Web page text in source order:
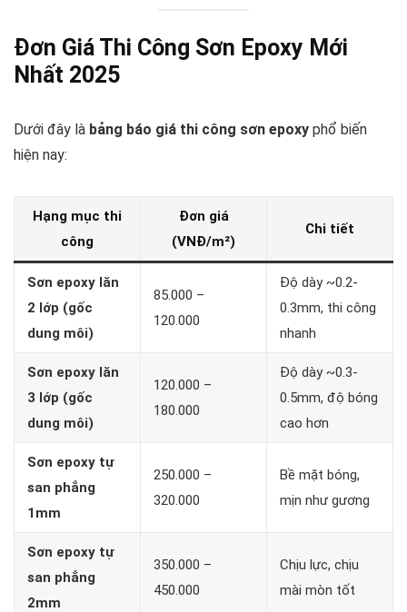
Đơn Giá Thi Công Sơn Epoxy Mới
Nhất 2025
Dưới đây là bảng báo giá thi công sơn epoxy phổ biến
hiện nay:
Hạng mục thi
công
Đơn giá
(VNĐ/m²)
Chi tiết
Sơn epoxy lăn
2 lớp (gốc
dung môi)
85.000 –
120.000
Độ dày ~0.2-
0.3mm, thi công
nhanh
Sơn epoxy lăn
3 lớp (gốc
dung môi)
120.000 –
180.000
Độ dày ~0.3-
0.5mm, độ bóng
cao hơn
Sơn epoxy tự
san phẳng
1mm
250.000 –
320.000
Bề mặt bóng,
mịn như gương
Sơn epoxy tự
san phẳng
2mm
350.000 –
450.000
Chịu lực, chịu
mài mòn tốt